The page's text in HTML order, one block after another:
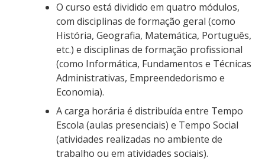
O curso está dividido em quatro módulos,
com disciplinas de formação geral (como
História, Geografia, Matemática, Português,
etc.) e disciplinas de formação profissional
(como Informática, Fundamentos e Técnicas
Administrativas, Empreendedorismo e
Economia).
A carga horária é distribuída entre Tempo
Escola (aulas presenciais) e Tempo Social
(atividades realizadas no ambiente de
trabalho ou em atividades sociais).